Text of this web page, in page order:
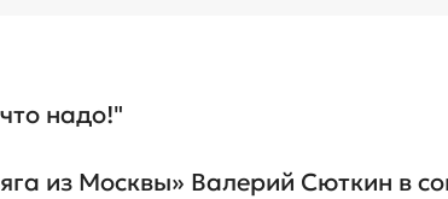
надо!"
из Москвы» Валерий Сюткин в